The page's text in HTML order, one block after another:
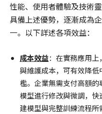
性能、使用者體驗及技術
具備上述優勢，逐漸成為
一。以下詳述各項效益：
成本效益：在實務應用
與維護成本，可有效降
檻。企業無需支付高額
模型進行修改與微調，
建模型與完整訓練流程所